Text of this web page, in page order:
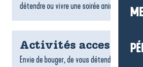
détendre ou vivre une soirée animée : bars...
Activités
Envie de bouger, de vous détendre ou de